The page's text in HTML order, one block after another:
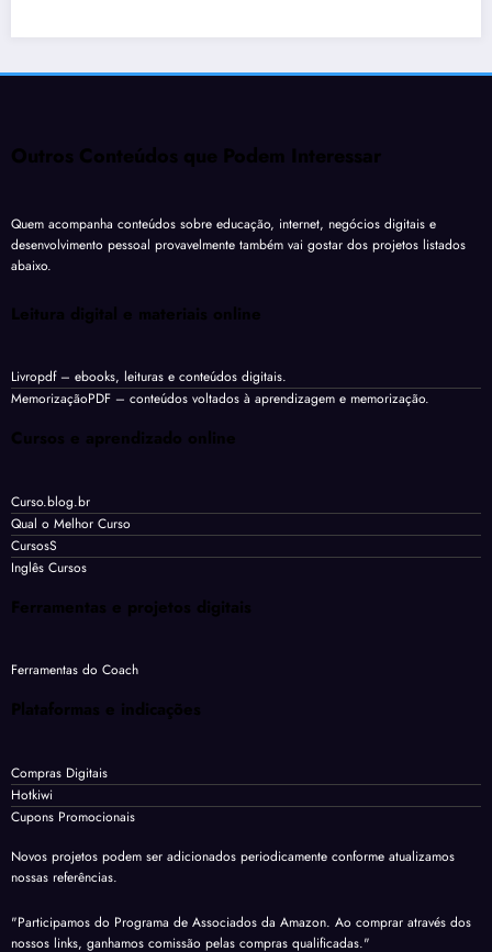
Outros Conteúdos que Podem Interessar
Quem acompanha conteúdos sobre educação, internet, negócios digitais e
desenvolvimento pessoal provavelmente também vai gostar dos projetos listados
abaixo.
Leitura digital e materiais online
Livropdf– ebooks, leituras e conteúdos digitais.
MemorizaçãoPDF – conteúdos voltados à aprendizagem e memorização.
Cursos e aprendizado online
Curso.blog.br
Qual o Melhor Curso
CursosS
Inglês Cursos
Ferramentas e projetos digitais
Ferramentas do Coach
Plataformas e indicações
Compras Digitais
Hotkiwi
Cupons Promocionais
Novos projetos podem ser adicionados periodicamente conforme atualizamos
nossas referências.
"Participamos do Programa de Associados da Amazon. Ao comprar através dos
nossos links, ganhamos comissão pelas compras qualificadas."